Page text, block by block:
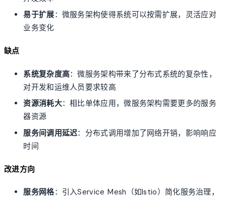
易于扩展：微服务架构使得系统可以按需扩展，灵活应对
业务变化
缺点
系统复杂度高：微服务架构带来了分布式系统的复杂性，
对开发和运维人员要求较高
资源消耗大：相比单体应用，微服务架构需要更多的服务
器资源
服务间调用延迟：分布式调用增加了网络开销，影响响应
时间
改进方向
服务网格：引入Service Mesh（如Istio）简化服务治理，